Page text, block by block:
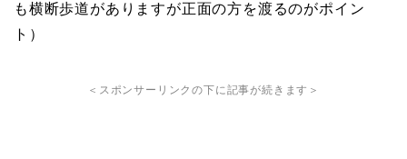
も横断歩道がありますが正面の方を渡るのがポイン
ト）
＜スポンサーリンクの下に記事が続きます＞